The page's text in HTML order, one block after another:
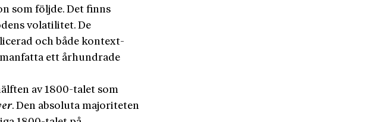
som följde. Det finns
volatilitet. De
och både kontext-
ett århundrade
av 1800-talet som
. Den absoluta majoriteten